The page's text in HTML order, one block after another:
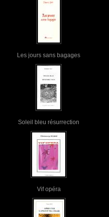
Les jours sans bagages
Soleil bleu résurrection
Vif opéra